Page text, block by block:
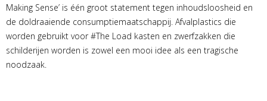
Making Sense’ is één groot statement tegen inhoudsloosheid en
de doldraaiende consumptiemaatschappij. Afvalplastics die
worden gebruikt voor #The Load kasten en zwerfzakken die
schilderijen worden is zowel een mooi idee als een tragische
noodzaak.